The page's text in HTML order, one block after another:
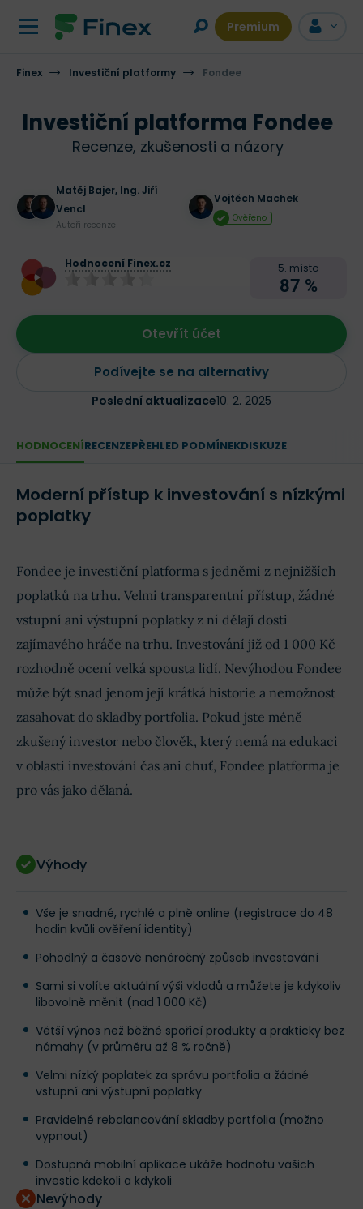
Premium
HODNOCENÍ RECENZE PŘEHLED PODMÍNEK
Finex Investiční platformy Fondee
Investiční platforma Fondee
Recenze, zkušenosti a názory
Matěj Bajer, Ing. Jiří
Vencl
Autoři recenze
Vojtěch Machek
Ověřeno
Hodnocení Finex.cz - 5. místo -
87 %
Podívejte se na alternativy
Otevřít účet
Poslední aktualizace10. 2. 2025
HODNOCENÍRECENZEPŘEHLED PODMÍNEKDISKUZE
Moderní přístup k investování s nízkými
poplatky
Fondee je investiční platforma s jedněmi z nejnižších
poplatků na trhu. Velmi transparentní přístup, žádné
vstupní ani výstupní poplatky z ní dělají dosti
zajímavého hráče na trhu. Investování již od 1 000 Kč
rozhodně ocení velká spousta lidí. Nevýhodou Fondee
může být snad jenom její krátká historie a nemožnost
zasahovat do skladby portfolia. Pokud jste méně
zkušený investor nebo člověk, který nemá na edukaci
v oblasti investování čas ani chuť, Fondee platforma je
pro vás jako dělaná.
Výhody
Vše je snadné, rychlé a plně online (registrace do 48
hodin kvůli ověření identity)
Pohodlný a časově nenáročný způsob investování
Sami si volíte aktuální výši vkladů a můžete je kdykoliv
libovolně měnit (nad 1 000 Kč)
Větší výnos než běžné spořicí produkty a prakticky bez
námahy (v průměru až 8 % ročně)
Velmi nízký poplatek za správu portfolia a žádné
vstupní ani výstupní poplatky
Pravidelné rebalancování skladby portfolia (možno
vypnout)
Dostupná mobilní aplikace ukáže hodnotu vašich
investic kdekoli a kdykoli
Nevýhody